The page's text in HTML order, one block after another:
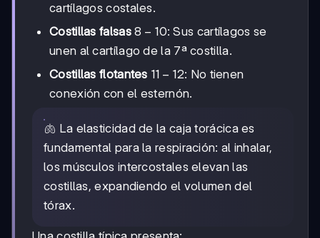
cartílagos costales.
Costillas falsas 8-
10
8 − 10: Sus cartílagos se
unen al cartílago de la 7ª costilla.
Costillas flotantes 11-
12
11 − 12: No tienen
conexión con el esternón.
🫁 La elasticidad de la caja torácica es
fundamental para la respiración: al inhalar,
los músculos intercostales elevan las
costillas, expandiendo el volumen del
tórax.